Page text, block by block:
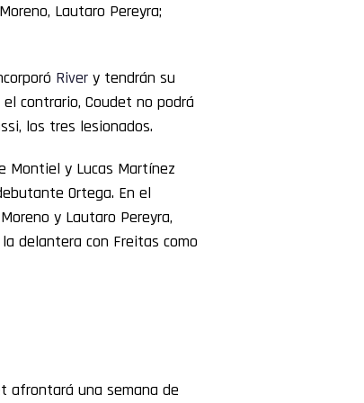
Lautaro Pereyra;
River y tendrán su
contrario, Coudet no podrá
los tres lesionados.
Montiel y Lucas Martínez
Ortega. En el
y Lautaro Pereyra,
delantera con Freitas como
afrontará una semana de